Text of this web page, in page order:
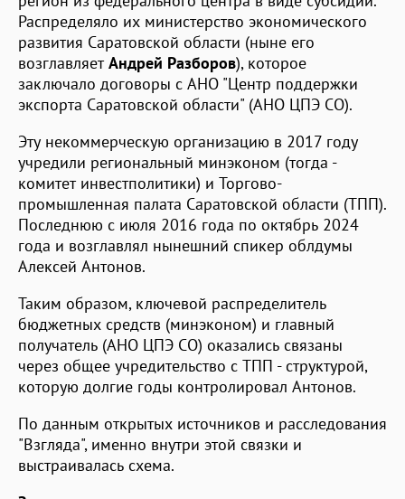
Распределяло их министерство экономического
развития Саратовской области (ныне его
возглавляетАндрей Разборов), которое
заключало договоры с АНО "Центр поддержки
экспорта Саратовской области" (АНО ЦПЭ СО).
Эту некоммерческую организацию в 2017 году
учредили региональный минэконом (тогда -
комитет инвестполитики) и Торгово-
промышленная палата Саратовской области (ТПП).
Последнюю с июля 2016 года по октябрь 2024
года и возглавлял нынешний спикер облдумы
Алексей Антонов.
Таким образом, ключевой распределитель
бюджетных средств (минэконом) и главный
получатель (АНО ЦПЭ СО) оказались связаны
через общее учредительство с ТПП - структурой,
которую долгие годы контролировал Антонов.
По данным открытых источников и расследования
"Взгляда", именно внутри этой связки и
выстраивалась схема.